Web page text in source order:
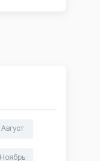
Август
Ноябрь